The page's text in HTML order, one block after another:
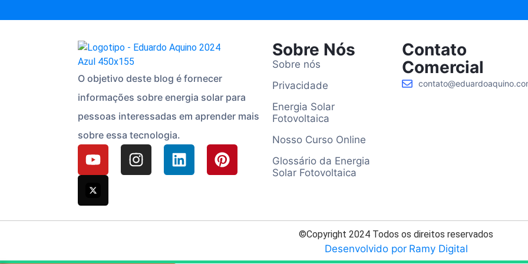
O objetivo deste blog é fornecer
informações sobre energia solar para
pessoas interessadas em aprender mais
sobre essa tecnologia.
Sobre Nós
Sobre nós
Privacidade
Energia Solar
Fotovoltaica
Nosso Curso Online
Glossário da Energia
Solar Fotovoltaica
Contato
Comercial
©Copyright 2024 Todos os direitos reservados
Desenvolvido por Ramy Digital